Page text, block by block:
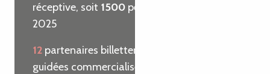
réceptive, soit 1500 personnes reçues en
2025
12 partenaires billetterie et
guidées commercialisées pour le compte